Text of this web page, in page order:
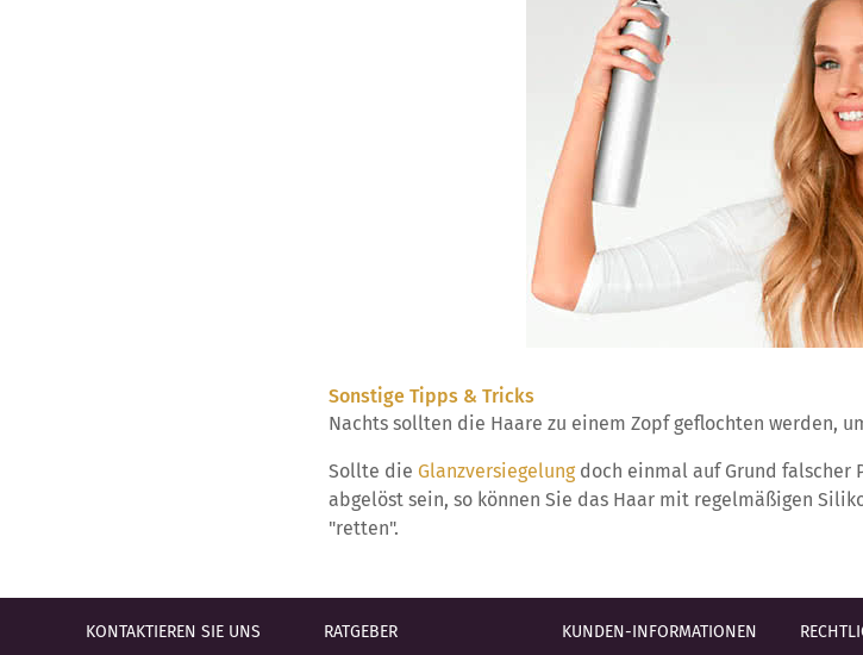
Sonstige Tipps & Tricks
Nachts sollten die Haare zu einem Zopf geflochten werden,
Sollte die Glanzversiegelungdoch einmal auf Grund falscher
abgelöst sein, so können Sie das Haar mit regelmäßigen
"retten".
KONTAKTIEREN SIE UNS
RATGEBER
KUNDEN-INFORMATIONEN